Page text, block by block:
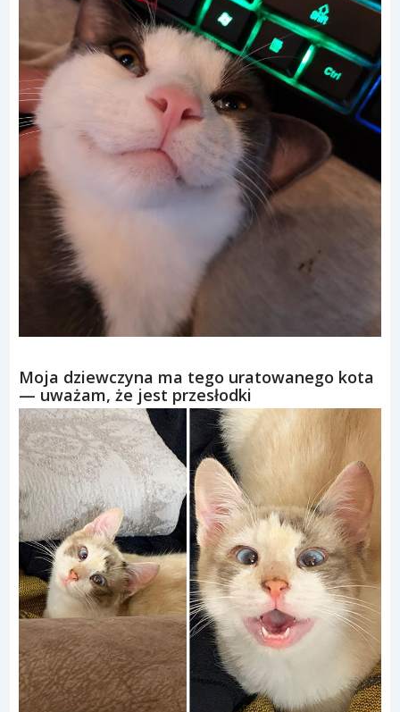
Moja dziewczyna ma tego uratowanego kota
— uważam, że jest przesłodki